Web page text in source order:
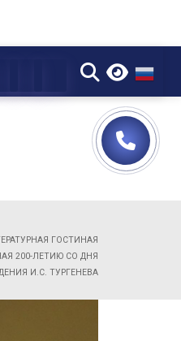
▼
ГОСТИНАЯ
200-ЛЕТИЮ СО ДНЯ
И.С. ТУРГЕНЕВА